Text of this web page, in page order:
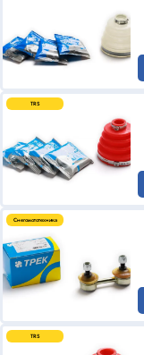
TRS
Снегомототехника
TRS